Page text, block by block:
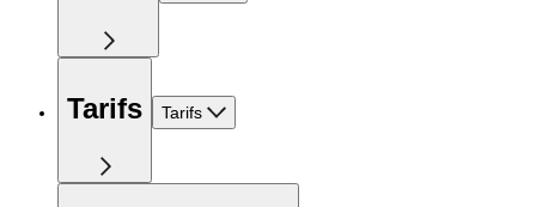
Tarifs Tarifs